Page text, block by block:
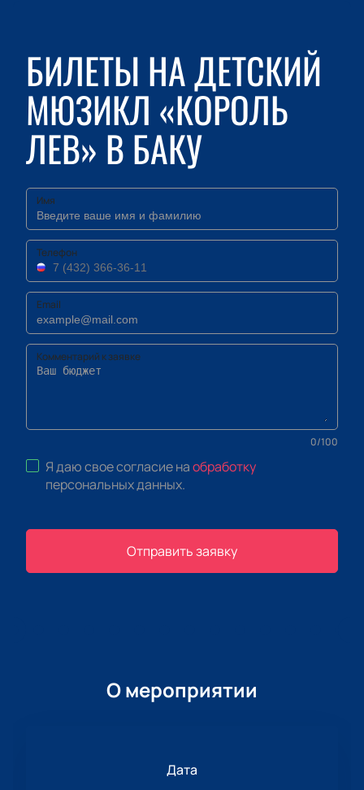
БИЛЕТЫ НА ДЕТСКИЙ
МЮЗИКЛ «КОРОЛЬ
ЛЕВ» В БАКУ
Имя
Телефон
Email
Комментарий к заявке
0/100
Я даю свое согласие наобработку
персональных данных.
Отправить заявку
О мероприятии
Дата